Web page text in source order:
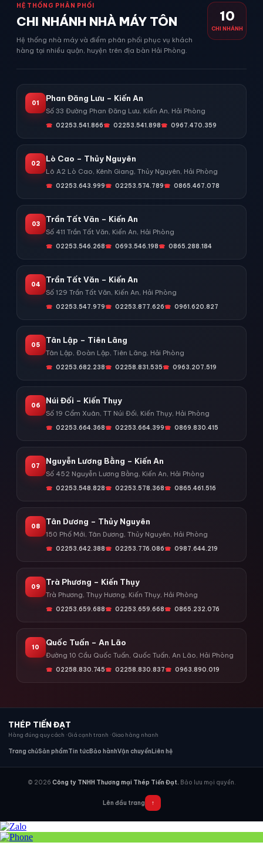
HỆ THỐNG PHÂN PHỐI
CHI NHÁNH NHÀ MÁY TÔN
Hệ thống nhà máy và điểm phân phối phục vụ khách
hàng tại nhiều quận, huyện trên địa bàn Hải Phòng.
10
CHI NHÁNH
01
Phan Đăng Lưu – Kiến An
Số 33 Đường Phan Đăng Lưu, Kiến An, Hải Phòng
02253.541.866 02253.541.898 0967.470.359
02
Lò Cao – Thủy Nguyên
Lô A2 Lò Cao, Kênh Giang, Thủy Nguyên, Hải Phòng
02253.643.999 02253.574.789 0865.467.078
03
Trần Tất Văn – Kiến An
Số 411 Trần Tất Văn, Kiến An, Hải Phòng
02253.546.268 0693.546.198 0865.288.184
04
Trần Tất Văn – Kiến An
Số 129 Trần Tất Văn, Kiến An, Hải Phòng
02253.547.979 02253.877.626 0961.620.827
05
Tân Lập – Tiên Lãng
Tân Lập, Đoàn Lập, Tiên Lãng, Hải Phòng
02253.682.238 02258.831.535 0963.207.519
06
Núi Đối – Kiến Thụy
Số 19 Cẩm Xuân, TT Núi Đối, Kiến Thụy, Hải Phòng
02253.664.368 02253.664.399 0869.830.415
07
Nguyễn Lương Bằng – Kiến An
Số 452 Nguyễn Lương Bằng, Kiến An, Hải Phòng
02253.548.828 02253.578.368 0865.461.516
08
Tân Dương – Thủy Nguyên
150 Phố Mới, Tân Dương, Thủy Nguyên, Hải Phòng
02253.642.388 02253.776.086 0987.644.219
09
Trà Phương – Kiến Thụy
Trà Phương, Thụy Hương, Kiến Thụy, Hải Phòng
02253.659.688 02253.659.668 0865.232.076
10
Quốc Tuấn – An Lão
Đường 10 Cầu Quốc Tuấn, Quốc Tuấn, An Lão, Hải Phòng
02258.830.745 02258.830.837 0963.890.019
THÉP TIẾN ĐẠT
Hàng đúng quy cách · Giá cạnh tranh · Giao hàng nhanh
Trang chủSản phẩmTin tứcBảo hànhVận chuyểnLiên hệ
© 2026 Công ty TNHH Thương mại Thép Tiến Đạt. Bảo lưu mọi quyền.
Lên đầu trang ↑